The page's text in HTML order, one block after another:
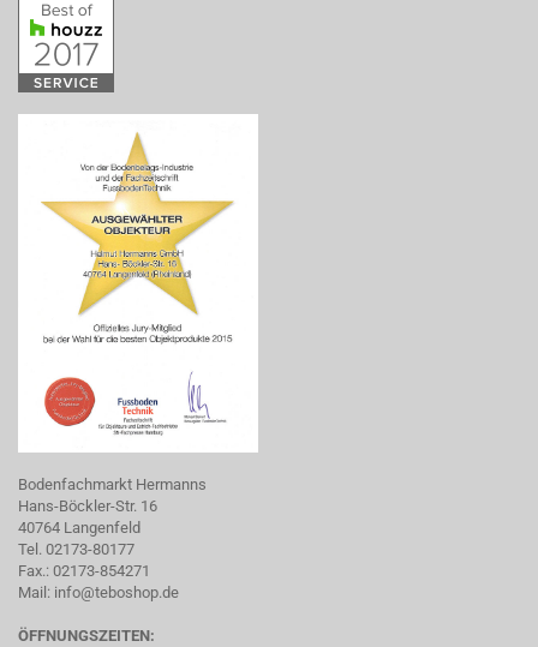
Bodenfachmarkt Hermanns
Hans-Böckler-Str. 16
40764 Langenfeld
Tel. 02173-80177
Fax.: 02173-854271
Mail: info@teboshop.de
ÖFFNUNGSZEITEN: